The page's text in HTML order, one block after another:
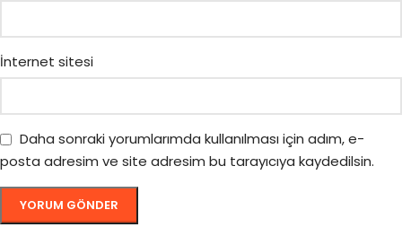
İnternet sitesi
Daha sonraki yorumlarımda kullanılması için adım, e-
posta adresim ve site adresim bu tarayıcıya kaydedilsin.